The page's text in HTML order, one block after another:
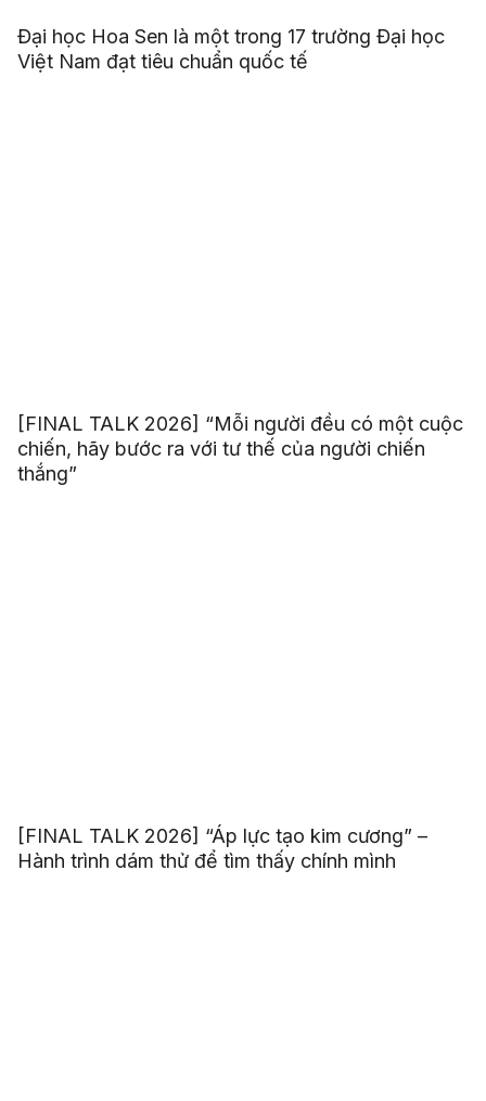
Đại học Hoa Sen là một trong 17 trường Đại học
Việt Nam đạt tiêu chuẩn quốc tế
[FINAL TALK 2026] “Mỗi người đều có một cuộc
chiến, hãy bước ra với tư thế của người chiến
thắng”
[FINAL TALK 2026] “Áp lực tạo kim cương” –
Hành trình dám thử để tìm thấy chính mình